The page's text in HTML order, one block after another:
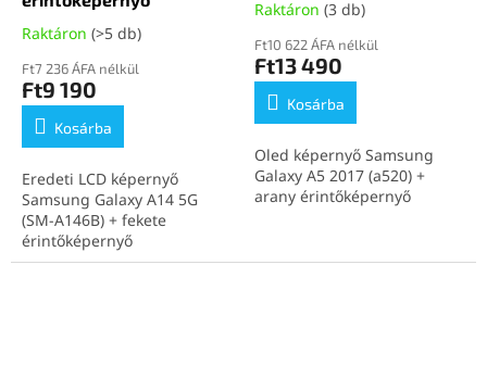
Raktáron (>5 db)
Ft7 236 ÁFA nélkül
Ft9 190
Kosárba
Eredeti LCD képernyő
Samsung Galaxy A14 5G
(SM-A146B) + fekete
érintőképernyő
Raktáron (3 db)
Ft10 622 ÁFA nélkül
Ft13 490
Kosárba
Oled képernyő Samsung
Galaxy A5 2017 (a520) +
arany érintőképernyő